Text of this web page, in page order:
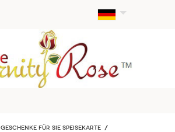
Geschenke für sie Speisekarte